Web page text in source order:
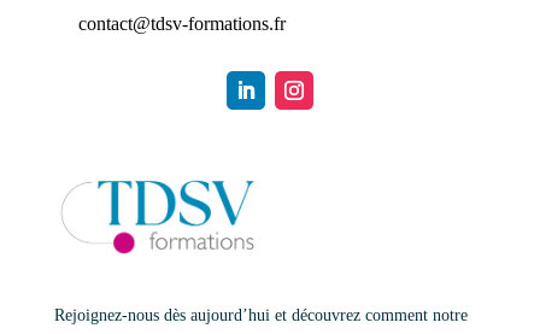
contact@tdsv-formations.fr
Rejoignez-nous dès aujourd’hui et découvrez comment notre